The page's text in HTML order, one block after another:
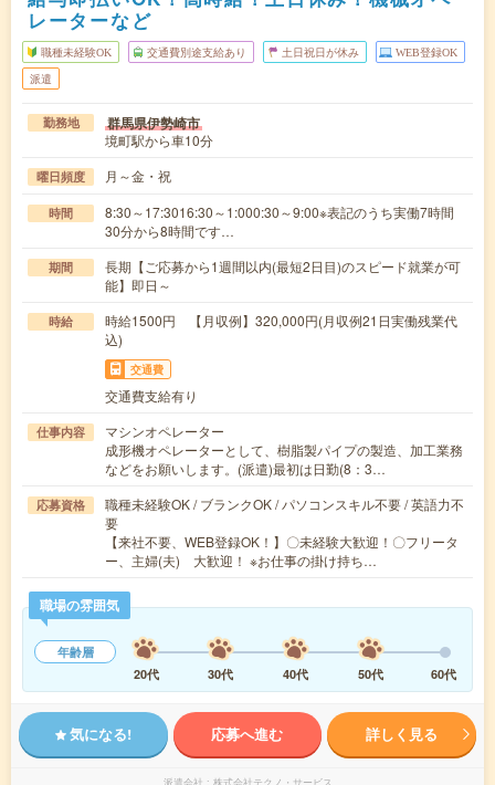
レーターなど
職種未経験OK 交通費別途支給あり 土日祝日が休み WEB登録OK
派遣
勤務地 群馬県伊勢崎市
境町駅から車10分
曜日頻度 月～金・祝
時間
8:30～17:3016:30～1:000:30～9:00※表記のうち実働7時間
30分から8時間です…
期間
長期【ご応募から1週間以内(最短2日目)のスピード就業が可
能】即日～
時給
時給1500円 【月収例】320,000円(月収例21日実働残業代
込)
交通費
交通費支給有り
仕事内容
マシンオペレーター
成形機オペレーターとして、樹脂製パイプの製造、加工業務
などをお願いします。(派遣)最初は日勤(8：3…
応募資格
職種未経験OK / ブランクOK / パソコンスキル不要 / 英語力不
要
【来社不要、WEB登録OK！】〇未経験大歓迎！〇フリータ
ー、主婦(夫) 大歓迎！ ※お仕事の掛け持ち…
職場の雰囲気
年齢層
20代
30代 40代 50代 60代
気になる! 応募へ進む 詳しく見る